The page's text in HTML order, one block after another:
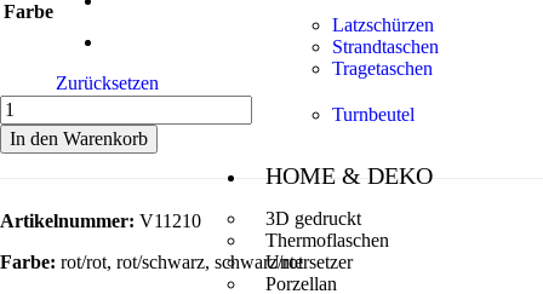
Latzschürzen
Strandtaschen
Tragetaschen
Turnbeutel
HOME & DEKO
3D gedruckt
Thermoflaschen
Untersetzer
Porzellan
Farbe
Zurücksetzen
In den Warenkorb
Artikelnummer: V11210
Farbe: rot/rot, rot/schwarz, schwarz/rot